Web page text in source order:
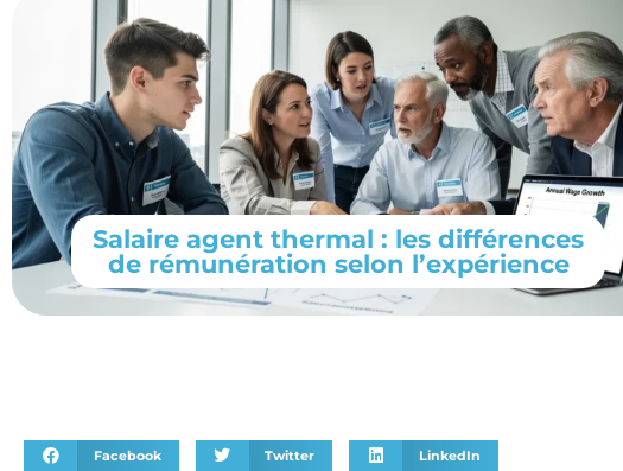
Salaire agent thermal : les différences
de rémunération selon l’expérience
Facebook Twitter LinkedIn